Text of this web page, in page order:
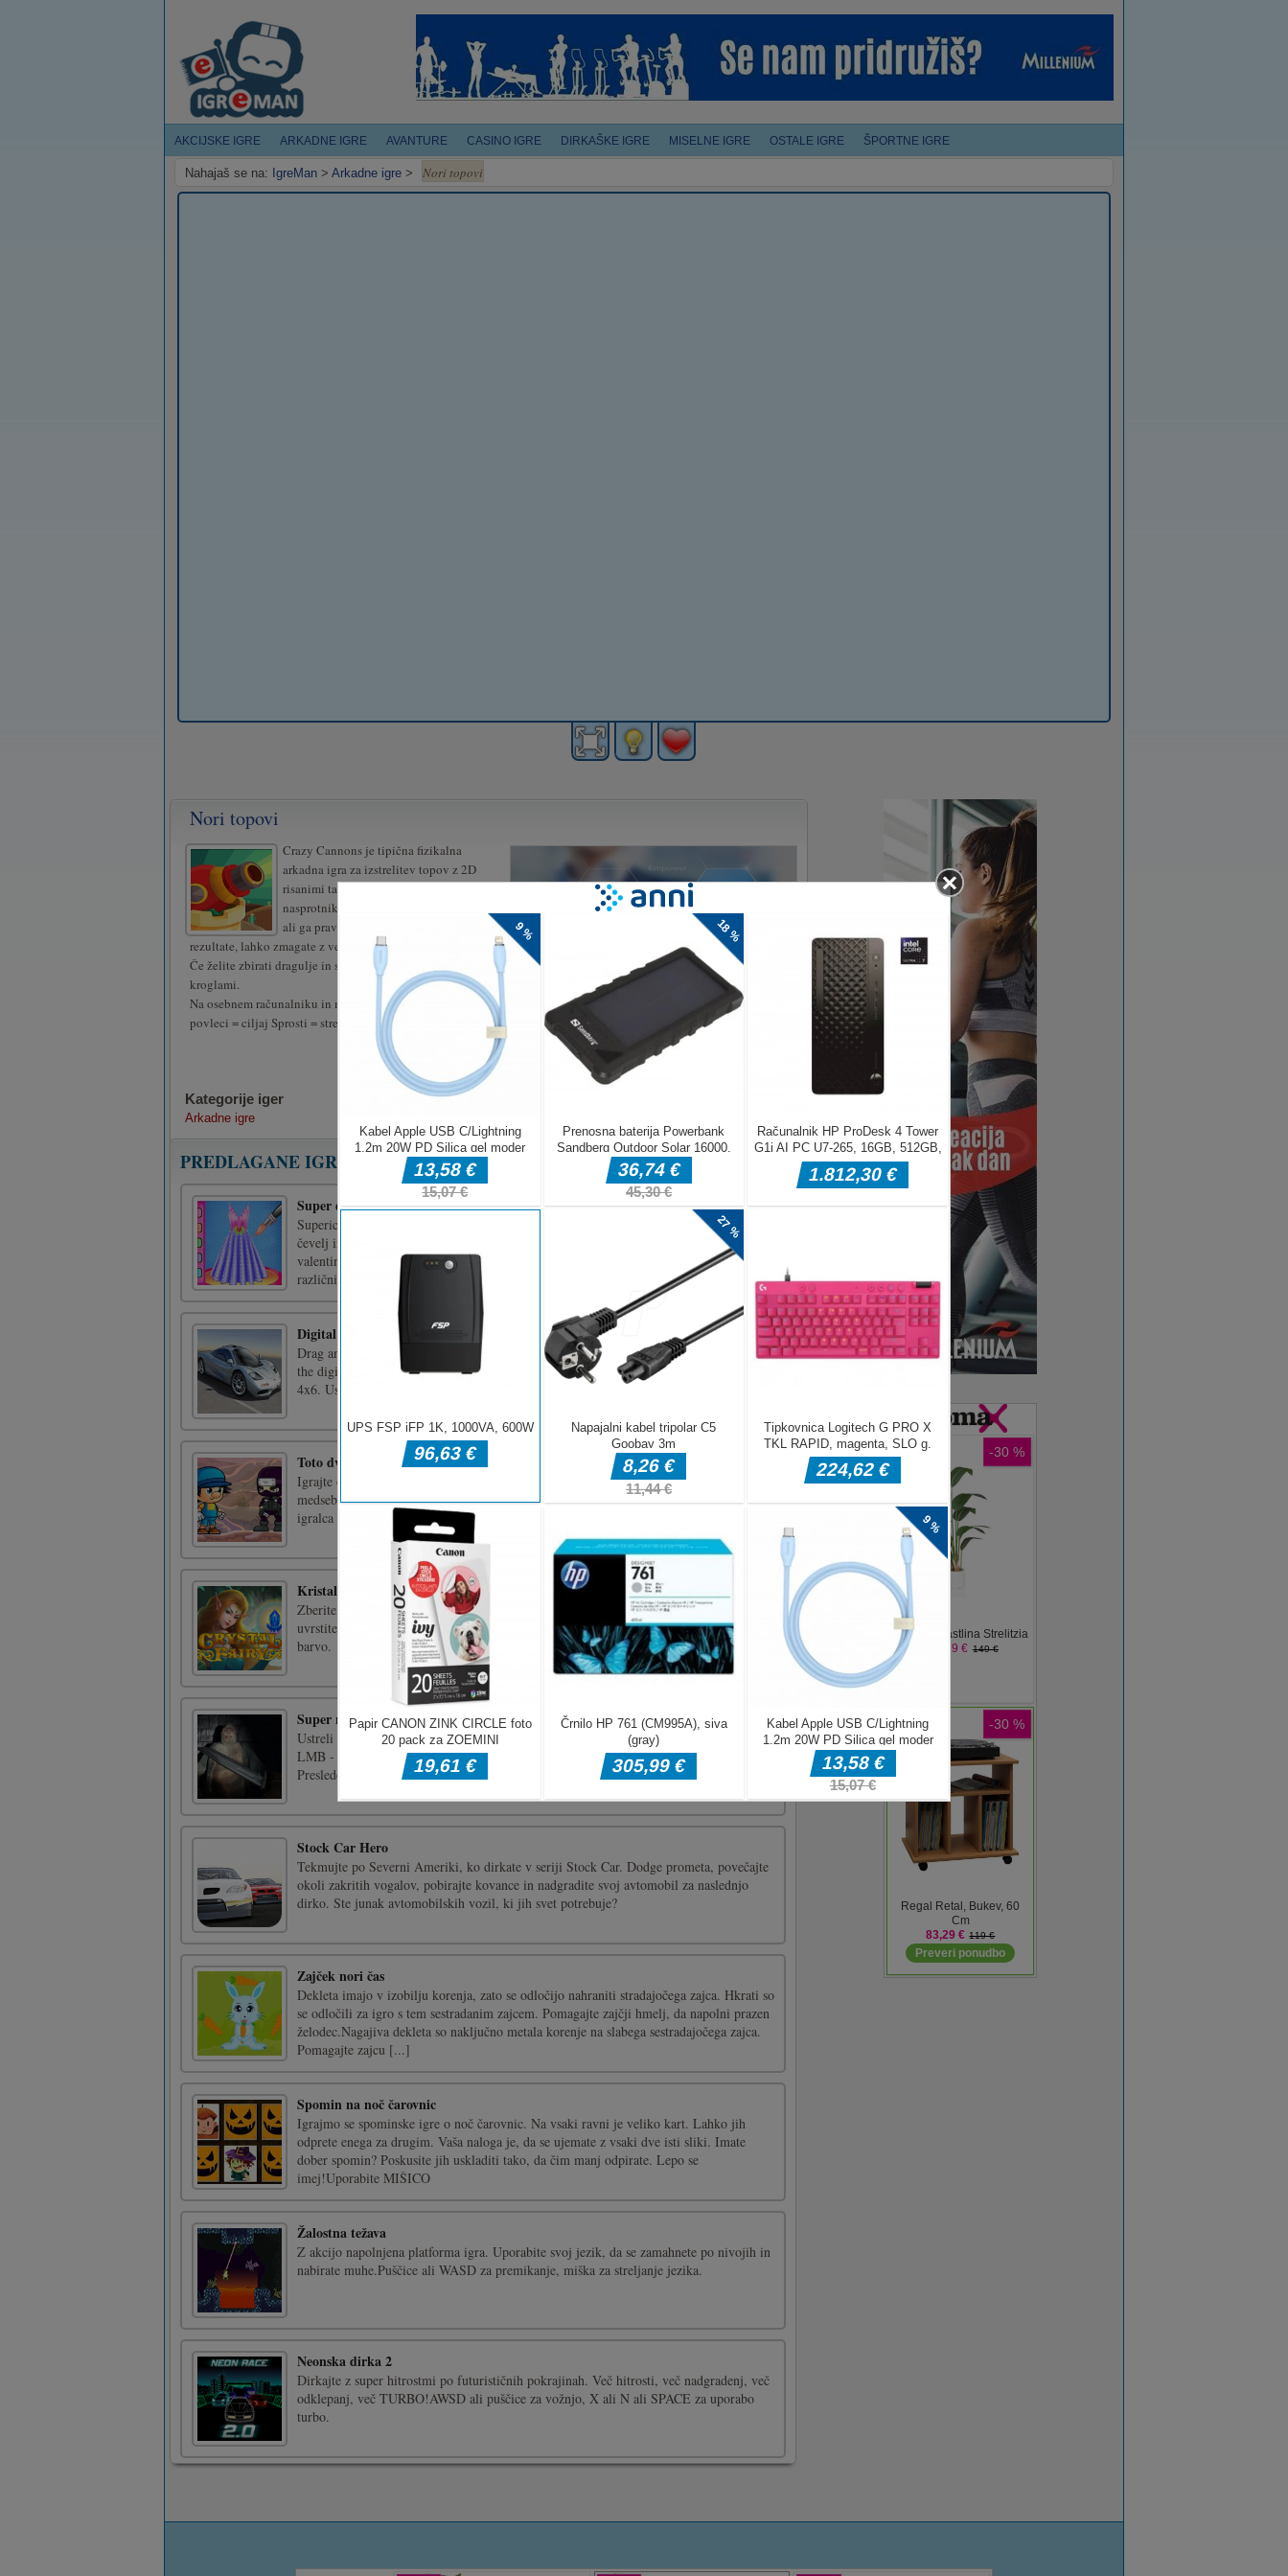
AKCIJSKE IGRE ARKADNE IGRE AVANTURE CASINO IGRE DIRKAŠKE IGRE MISELNE IGRE OSTALE IGRE ŠPORTNE IGRE
Nahajaš se na: IgreMan > Arkadne igre > Nori topovi
Nori topovi
Crazy Cannons je tipična fizikalna
arkadna igra za izstrelitev topov z 2D
risanimi tanki. Če želite premagati svojega
nasprotnika, lahko zmagate le z več HP-ji
ali ga pravočasno uničite. Če imate enake
rezultate, lahko zmagate z več točkami, ko se čas odšteva.
Če želite zbirati dragulje in srca, jih lahko izstrelite s
kroglami.
Na osebnem računalniku in mobilnem telefonu Drži in
povleci = ciljaj Sprosti = streljaj
Kategorije iger
Arkadne igre
PREDLAGANE IGRE
Super darilo za valentinovo
Superice Valentine's Day Gift je igra z mešanico okraskov, ki vključuje obleko, torbo,
čevelj in parfum za dekleta in otroke. Potrebujemo te, da pomagaš Krisu izbrati
valentinovo darilo za njegovo dekle Zoe. Vsaka možnost ponuja možnost oblikovanja z
različnimi barvami in sl [...]
Digital Vehicles Jigsaw Puzzle 2
Drag and drop the all picture pieces to their exact locations to complete the pictures of
the digital vehicles. The game comes with 8 pictures and three difficulties: 2x3, 3x4,
4x6. Use mouse to play this html5 jigsaw puzzle games.
Toto dvojna težava
Igrajte odlično igro za dva igralca Toto Double Trouble. Vodite dva igralca, da si
medsebojno pomagata do 20 stopenj. Uživajte!Uporabite puščice za premikanje 1.
igralca AWSD za premikanje 2. igralca
Kristalna vila
Zberite slike živali, da rastejo čarobna bitja. Premaknite dele slike navzdol, tako da
uvrstite 3 ali več v vrsti. Pridobite posebne bonuse, če dvakrat zapored ujemate isto
barvo.
Super narednik zombiji
Ustreli vse zombije na poti in poskusi najti izhod na vsaki ravni.WASD - Premakni
LMB - Streljaj Kolešček miške - Zamenjaj orožje R - Ponovno naloži P - Premor
Presledek - Skok
Stock Car Hero
Tekmujte po Severni Ameriki, ko dirkate v seriji Stock Car. Dodge prometa, povečajte
okoli zakritih vogalov, pobirajte kovance in nadgradite svoj avtomobil za naslednjo
dirko. Ste junak avtomobilskih vozil, ki jih svet potrebuje?
Zajček nori čas
Dekleta imajo v izobilju korenja, zato se odločijo nahraniti stradajočega zajca. Hkrati so
se odločili za igro s tem sestradanim zajcem. Pomagajte zajčji hmelj, da napolni prazen
želodec.Nagajiva dekleta so naključno metala korenje na slabega sestradajočega zajca.
Pomagajte zajcu [...]
Spomin na noč čarovnic
Igrajmo se spominske igre o noč čarovnic. Na vsaki ravni je veliko kart. Lahko jih
odprete enega za drugim. Vaša naloga je, da se ujemate z vsaki dve isti sliki. Imate
dober spomin? Poskusite jih uskladiti tako, da čim manj odpirate. Lepo se
imej!Uporabite MIŠICO
Žalostna težava
Z akcijo napolnjena platforma igra. Uporabite svoj jezik, da se zamahnete po nivojih in
nabirate muhe.Puščice ali WASD za premikanje, miška za streljanje jezika.
Neonska dirka 2
Dirkajte z super hitrostmi po futurističnih pokrajinah. Več hitrosti, več nadgradenj, več
odklepanj, več TURBO!AWSD ali puščice za vožnjo, X ali N ali SPACE za uporabo
turbo.